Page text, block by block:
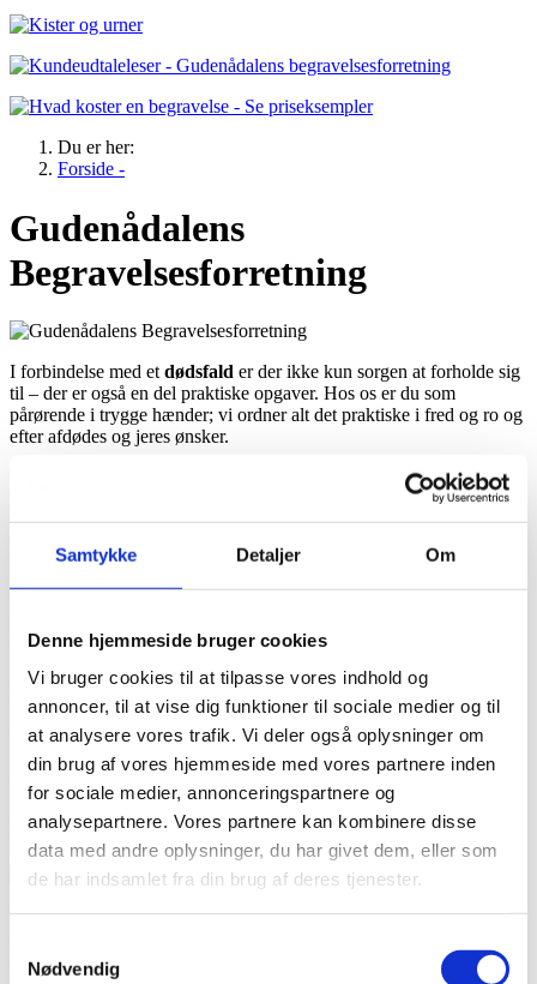
Samtykke Detaljer Om
Denne hjemmeside bruger cookies
Vi bruger cookies til at tilpasse vores indhold og
annoncer, til at vise dig funktioner til sociale medier og til
at analysere vores trafik. Vi deler også oplysninger om
din brug af vores hjemmeside med vores partnere inden
for sociale medier, annonceringspartnere og
analysepartnere. Vores partnere kan kombinere disse
data med andre oplysninger, du har givet dem, eller som
de har indsamlet fra din brug af deres tjenester.
Nødvendig
Du er her:
Forside -
Gudenådalens
Begravelsesforretning
I forbindelse med et dødsfald er der ikke kun sorgen at forholde sig
til – der er også en del praktiske opgaver. Hos os er du som
pårørende i trygge hænder; vi ordner alt det praktiske i fred og ro og
efter afdødes og jeres ønsker.
gennem kvalitet, nærhed og
Dine lokale Bedemænd
overblikket og lige nøjagtig den personlige afsked, som du ønsker.
Mange års erfaring
Vi har mange års erfaring (tidligere hed vi Bjerringbro
Begravelsesforretning) og kan vejlede hvad enten der er ønsker om
en kirkelig eller en
borgerlig bisættelse
Mindestue
Vi vil gerne sige en stor tak til TV Midtvest for at ville vise og give
afskedsrum/mindestue.
Med afskedsummet ønsker vi at give pårørende tid og rum til at sige